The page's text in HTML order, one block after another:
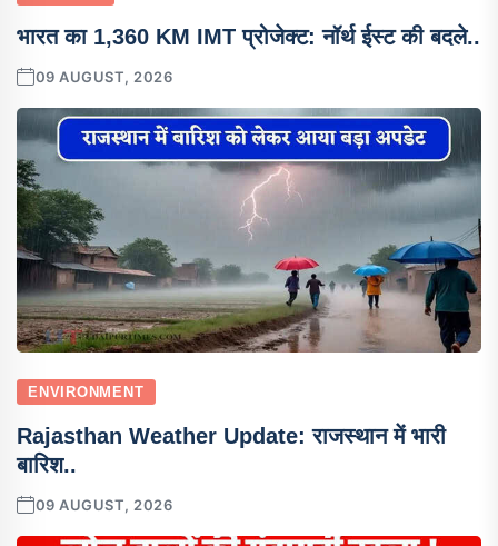
भारत का 1,360 KM IMT प्रोजेक्ट: नॉर्थ ईस्ट की बदले..
09 AUGUST, 2026
ENVIRONMENT
Rajasthan Weather Update: राजस्थान में भारी
बारिश..
09 AUGUST, 2026